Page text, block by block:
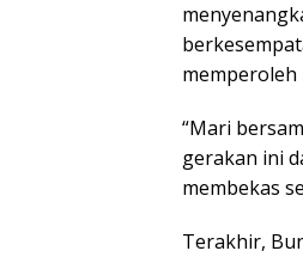
memperoleh
“Mari
gerakan ini
membekas
Terakhir,